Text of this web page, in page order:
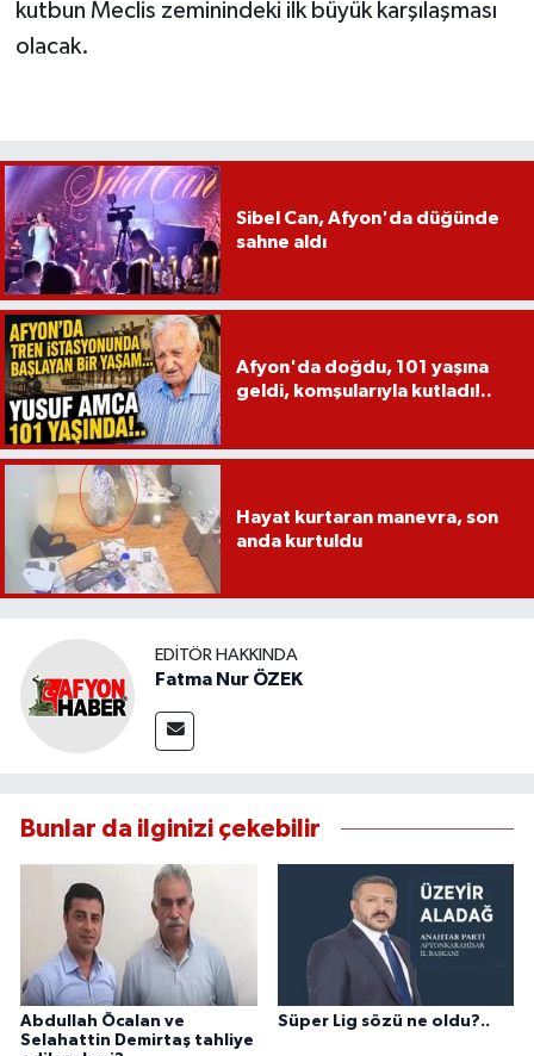
kutbun Meclis zeminindeki ilk büyük karşılaşması
olacak.
Sibel Can, Afyon'da düğünde
sahne aldı
Afyon'da doğdu, 101 yaşına
geldi, komşularıyla kutladı!..
Hayat kurtaran manevra, son
anda kurtuldu
EDITÖR HAKKINDA
Fatma Nur ÖZEK
Bunlar da ilginizi çekebilir
Abdullah Öcalan ve
Selahattin Demirtaş tahliye
Süper Lig sözü ne oldu?..